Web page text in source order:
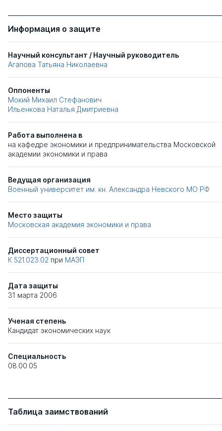
Информация о защите
Научный консультант / Научный руководитель
Агапова Татьяна Николаевна
Оппоненты
Мокий Михаил Стефанович
Ильенкова Наталья Дмитриевна
Работа выполнена в
на кафедре экономики и предпринимательства Московской
академии экономики и права
Ведущая организация
Военный университет им. кн. Александра Невского МО РФ
Место защиты
Московская академия экономики и права
Диссертационный совет
К 521.023.02 при МАЭП
Дата защиты
31 марта 2006
Ученая степень
Кандидат экономических наук
Специальность
08.00.05
Таблица заимствований